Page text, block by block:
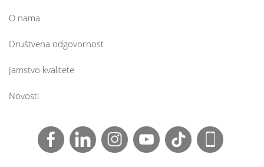
O nama
Društvena odgovornost
Jamstvo kvalitete
Novosti